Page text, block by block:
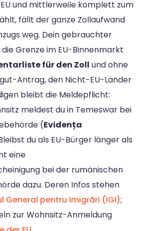
und mittlerweile komplett zum
fällt der ganze Zollaufwand
weg. Dein gebrauchter
Grenze im EU-Binnenmarkt
für den Zoll und ohne
Antrag, den Nicht-EU-Länder
bleibt die Meldepflicht:
meldest du in Temeswar bei
(Evidența
du als EU-Bürger länger als
eine
bei der rumänischen
dazu. Deren Infos stehen
General pentru Imigrări (IGI);
zur Wohnsitz-Anmeldung